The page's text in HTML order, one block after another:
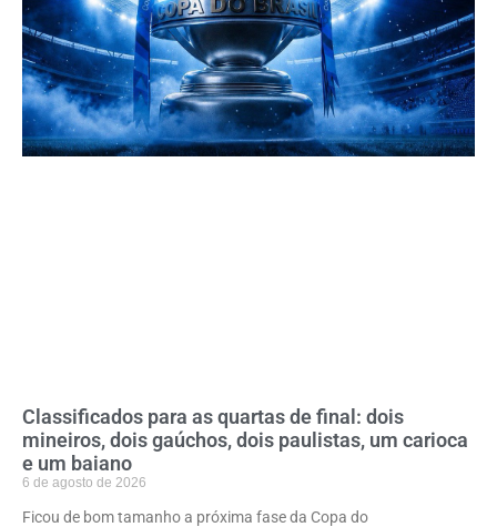
Classificados para as quartas de final: dois
mineiros, dois gaúchos, dois paulistas, um carioca
e um baiano
6 de agosto de 2026
Ficou de bom tamanho a próxima fase da Copa do